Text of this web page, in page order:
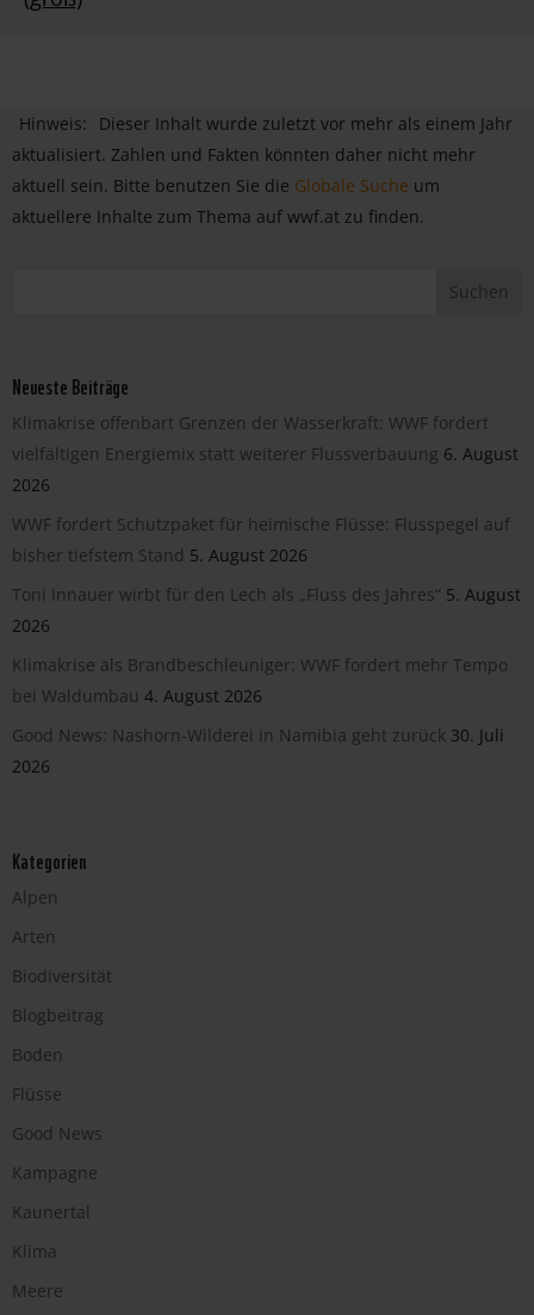
Hinweis:
Dieser Inhalt wurde zuletzt vor mehr als einem Jahr
aktualisiert. Zahlen und Fakten könnten daher nicht mehr
aktuell sein. Bitte benutzen Sie die Globale Suche um
aktuellere Inhalte zum Thema auf wwf.at zu finden.
Neueste Beiträge
Klimakrise offenbart Grenzen der Wasserkraft: WWF fordert
vielfältigen Energiemix statt weiterer Flussverbauung 6. August
2026
WWF fordert Schutzpaket für heimische Flüsse: Flusspegel auf
bisher tiefstem Stand 5. August 2026
Toni Innauer wirbt für den Lech als „Fluss des Jahres“ 5. August
2026
Klimakrise als Brandbeschleuniger: WWF fordert mehr Tempo
bei Waldumbau 4. August 2026
Good News: Nashorn-Wilderei in Namibia geht zurück 30. Juli
2026
Kategorien
Alpen
Arten
Biodiversität
Blogbeitrag
Boden
Flüsse
Good News
Kampagne
Kaunertal
Klima
Meere